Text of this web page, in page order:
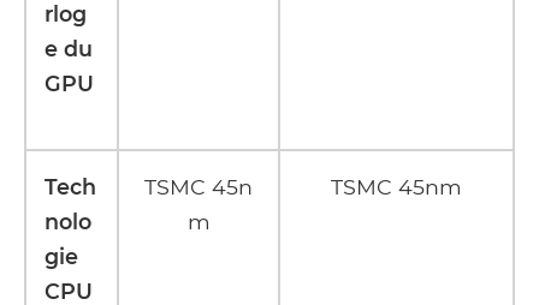
rlog
e du
GPU
Tech
nolo
gie
CPU
TSMC 45n
m
TSMC 45nm